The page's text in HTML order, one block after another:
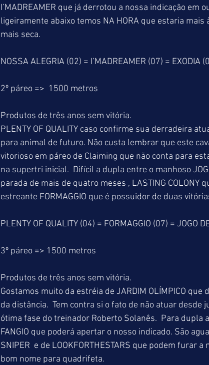
I’MADREAMER que já derrotou a nossa indicação em
ligeiramente abaixo temos NA HORA que estaria
mais seca.
NOSSA ALEGRIA (02) = I’MADREAMER (07) = EXODIA
2º páreo =>  1500 metros
Produtos de três anos sem vitória.
PLENTY OF QUALITY caso confirme sua derradeira
para animal de futuro. Não custa lembrar que este
vitorioso em páreo de Claiming que não conta para
na supertri inicial.  Difícil a dupla entre o manhoso
parada de mais de quatro meses , LASTING COLONY
estreante FORMAGGIO que é possuidor de duas
PLENTY OF QUALITY (04) = FORMAGGIO (07) = JOGO
3º páreo => 1500 metros
Produtos de três anos sem vitória.
Gostamos muito da estréia de JARDIM OLÍMPICO
da distância.  Tem contra si o fato de não atuar desde
ótima fase do treinador Roberto Solanês.  Para dupla
FANGIO que poderá apertar o nosso indicado. São
SNIPER  e de LOOKFORTHESTARS que podem furar
bom nome para quadrifeta.